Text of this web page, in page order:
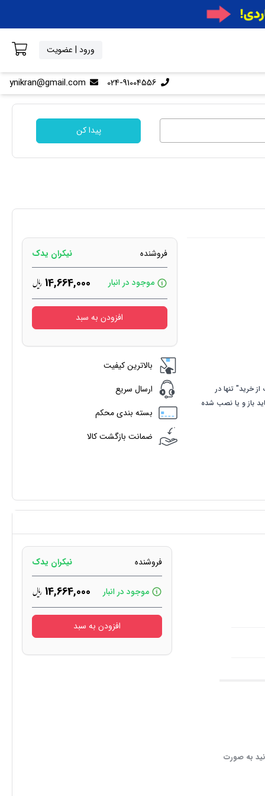
ورود | عضویت
024-91004556
ynikran@gmail.com
پیدا کن
خرید" تنها در
باز و یا نصب شده
فروشنده نیکران یدک
موجود در انبار 14,664,000
افزودن به سبد
بالاترین کیفیت
ارسال سریع
بسته بندی محکم
ضمانت بازگشت کالا
به صورت
فروشنده نیکران یدک
موجود در انبار 14,664,000
افزودن به سبد